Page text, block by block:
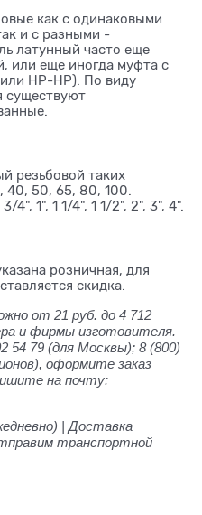
как с одинаковыми
и с разными -
латунный часто еще
или еще иногда муфта с
или НР-НР). По виду
существуют
резьбовой таких
40, 50, 65, 80, 100.
1", 1 1/4", 1 1/2", 2", 3", 4".
розничная, для
скидка.
от 21 руб. до 4 712
и фирмы изготовителя.
54 79 (для Москвы); 8 (800)
оформите заказ
на почту:
| Доставка
транспортной